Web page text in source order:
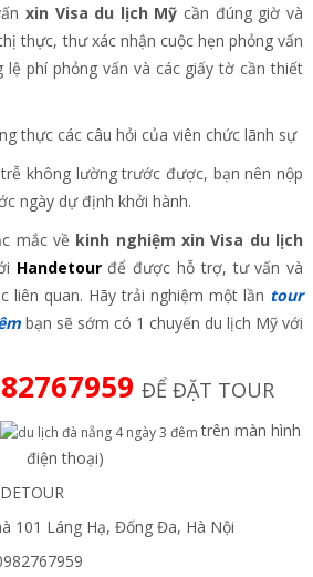
xin Visa du lịch Mỹ cần đúng giờ và
thực, thư xác nhận cuộc hẹn phỏng vấn
lệ phí phỏng vấn và các giấy tờ cần thiết
thực các câu hỏi của viên chức lãnh sự
không lường trước được, bạn nên nộp
ngày dự định khởi hành.
mắc về kinh nghiệm xin Visa du lịch
Handetourđể được hỗ trợ, tư vấn và
liên quan. Hãy trải nghiệm một lần tour
bạn sẽ sớm có 1 chuyến du lịch Mỹ với
ĐỂ ĐẶT TOUR
trên màn hình
điện thoại)
101 Láng Hạ, Đống Đa, Hà Nội